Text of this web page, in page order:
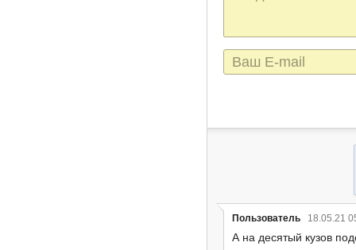
сообщения
E-
mail
Пользователь 18.05.21
А на десятый кузов